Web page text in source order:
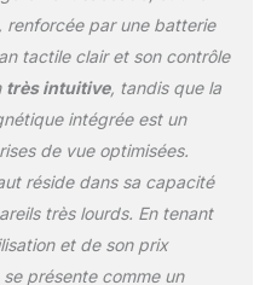
prise de vue plus
par câble】Cette
permet un
facile de la mise
point en appuyant
sur le
le contrôle de
photo pour
des photos et
renforcée par une batterie
tactile clair et son contrôle
très intuitive, tandis que la
intégrée est un
de vue optimisées.
réside dans sa capacité
très lourds. En tenant
et de son prix
présente comme un